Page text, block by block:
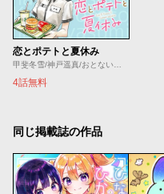
恋とポテトと夏休み
4話無料
同じ掲載誌の作品